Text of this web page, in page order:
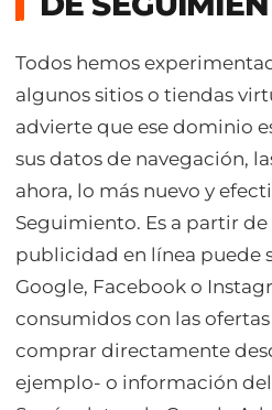
Todos hemos
algunos sitios o tiendas
advierte que ese dominio
sus datos de navegación,
ahora, lo más nuevo y
Seguimiento. Es a partir
publicidad en línea puede
Google, Facebook o
consumidos con las
comprar directamente
ejemplo- o información